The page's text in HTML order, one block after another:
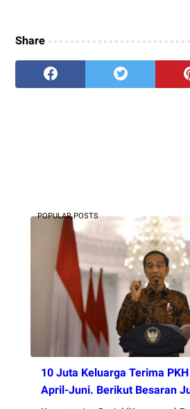
Share
POPULAR POSTS
10 Juta Keluarga Terima
April-Juni. Berikut Besaran